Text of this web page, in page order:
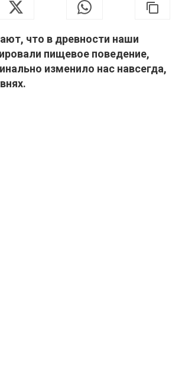
что в древности наши
пищевое поведение,
изменило нас навсегда,